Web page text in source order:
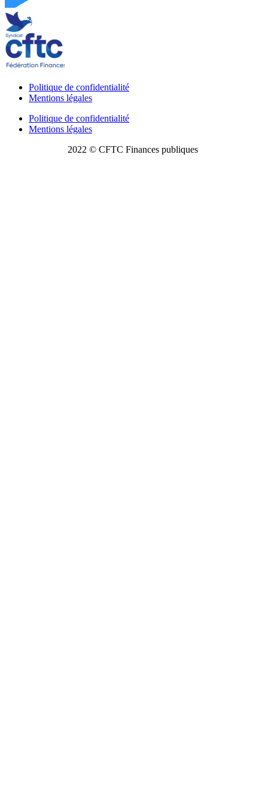
Politique de confidentialité
Mentions légales
Politique de confidentialité
Mentions légales
2022 © CFTC Finances publiques